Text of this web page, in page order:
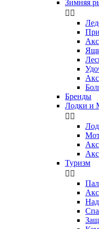
Зимняя
 
Бренды
Лодки и
 
Туризм
 